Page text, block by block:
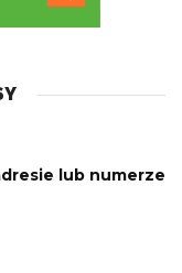
lub numerze